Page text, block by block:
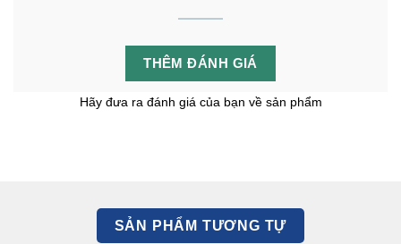
THÊM ĐÁNH GIÁ
Hãy đưa ra đánh giá của bạn về sản phẩm
SẢN PHẨM TƯƠNG TỰ